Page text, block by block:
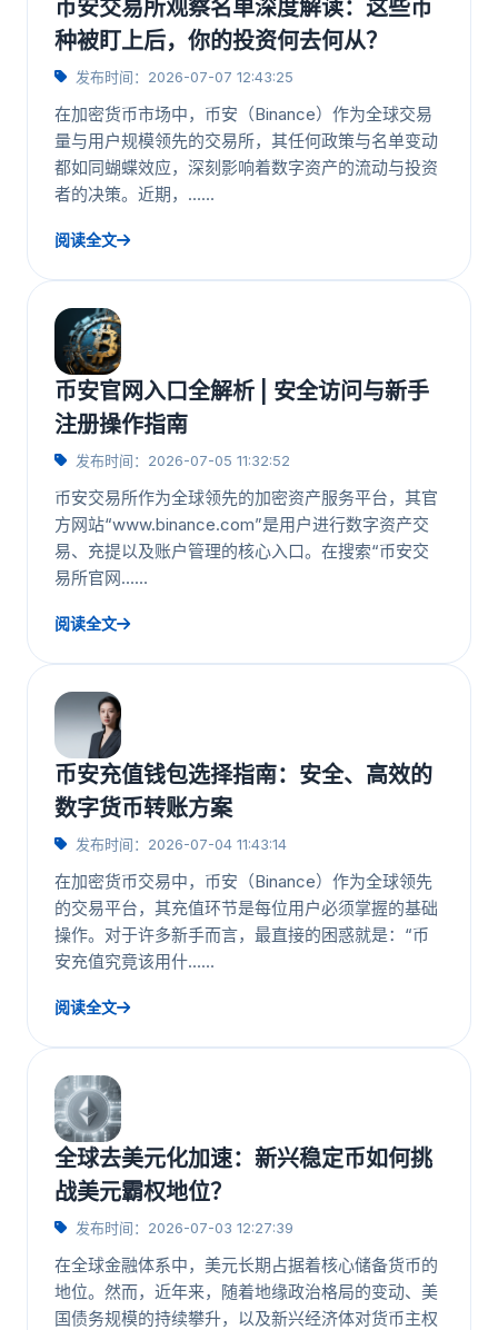
币安交易所观察名单深度解读：这些币
种被盯上后，你的投资何去何从？
发布时间：2026-07-07 12:43:25
在加密货币市场中，币安（Binance）作为全球交易
量与用户规模领先的交易所，其任何政策与名单变动
都如同蝴蝶效应，深刻影响着数字资产的流动与投资
者的决策。近期，……
阅读全文
币安官网入口全解析 | 安全访问与新手
注册操作指南
发布时间：2026-07-05 11:32:52
币安交易所作为全球领先的加密资产服务平台，其官
方网站“www.binance.com”是用户进行数字资产交
易、充提以及账户管理的核心入口。在搜索“币安交
易所官网……
阅读全文
币安充值钱包选择指南：安全、高效的
数字货币转账方案
发布时间：2026-07-04 11:43:14
在加密货币交易中，币安（Binance）作为全球领先
的交易平台，其充值环节是每位用户必须掌握的基础
操作。对于许多新手而言，最直接的困惑就是：“币
安充值究竟该用什……
阅读全文
全球去美元化加速：新兴稳定币如何挑
战美元霸权地位？
发布时间：2026-07-03 12:27:39
在全球金融体系中，美元长期占据着核心储备货币的
地位。然而，近年来，随着地缘政治格局的变动、美
国债务规模的持续攀升，以及新兴经济体对货币主权